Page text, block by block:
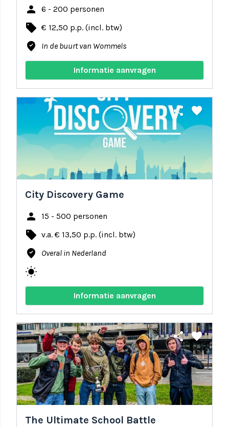
person 6 - 200 personen
local_offer € 12,50 p.p. (incl. btw)
where_to_vote In de buurt van Wommels
Informatie aanvragen
share favorite
City Discovery Game
person 15 - 500 personen
local_offer v.a. € 13,50 p.p. (incl. btw)
where_to_vote Overal in Nederland
wb_sunny
Informatie aanvragen
share favorite
The Ultimate School Battle